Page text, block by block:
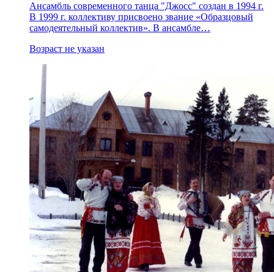
Ансамбль современного танца "Джосс" создан в 1994 г.
В 1999 г. коллективу присвоено звание «Образцовый
самодеятельный коллектив». В ансамбле…
Возраст не указан